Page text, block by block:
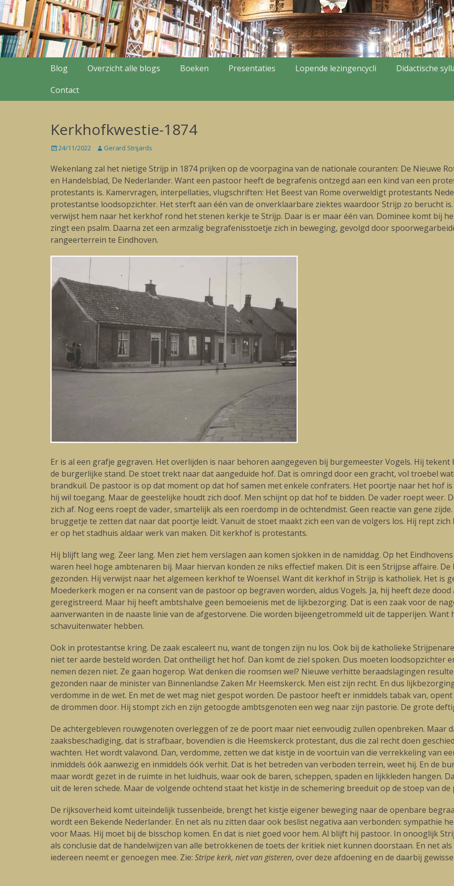
Secondary Menu
Skip
content
Blog Overzicht alle blogs Boeken Presentaties Lopende lezingencycli Didactische
Contact
Kerkhofkwestie-1874
Posted
24/11/2022 Author
Gerard Strijards
Wekenlang zal het nietige Strijp in 1874 prijken op de voorpagina van de nationale couranten: De Nieuwe
en Handelsblad, De Nederlander. Want een pastoor heeft de begrafenis ontzegd aan een kind van een
protestants is. Kamervragen, interpellaties, vlugschriften: Het Beest van Rome overweldigt protestants
protestantse loodsopzichter. Het sterft aan één van de onverklaarbare ziektes waardoor Strijp zo berucht
verwijst hem naar het kerkhof rond het stenen kerkje te Strijp. Daar is er maar één van. Dominee komt bij
zingt een psalm. Daarna zet een armzalig begrafenisstoetje zich in beweging, gevolgd door
rangeerterrein te Eindhoven.
Er is al een grafje gegraven. Het overlijden is naar behoren aangegeven bij burgemeester Vogels. Hij
de burgerlijke stand. De stoet trekt naar dat aangeduide hof. Dat is omringd door een gracht, vol troebel
brandkuil. De pastoor is op dat moment op dat hof samen met enkele confraters. Het poortje naar het hof
hij wil toegang. Maar de geestelijke houdt zich doof. Men schijnt op dat hof te bidden. De vader roept weer.
zich af. Nog eens roept de vader, smartelijk als een roerdomp in de ochtendmist. Geen reactie van gene
bruggetje te zetten dat naar dat poortje leidt. Vanuit de stoet maakt zich een van de volgers los. Hij rept
er op het stadhuis aldaar werk van maken. Dit kerkhof is protestants.
Hij blijft lang weg. Zeer lang. Men ziet hem verslagen aan komen sjokken in de namiddag. Op het
waren heel hoge ambtenaren bij. Maar hiervan konden ze niks effectief maken. Dit is een Strijpse affaire.
gezonden. Hij verwijst naar het algemeen kerkhof te Woensel. Want dit kerkhof in Strijp is katholiek. Het is
Moederkerk mogen er na consent van de pastoor op begraven worden, aldus Vogels. Ja, hij heeft deze
geregistreerd. Maar hij heeft ambtshalve geen bemoeienis met de lijkbezorging. Dat is een zaak voor de
aanverwanten in de naaste linie van de afgestorvene. Die worden bijeengetrommeld uit de tapperijen. Want
schavuitenwater hebben.
Ook in protestantse kring. De zaak escaleert nu, want de tongen zijn nu los. Ook bij de katholieke
niet ter aarde besteld worden. Dat ontheiligt het hof. Dan komt de ziel spoken. Dus moeten loodsopzichter
nemen dezen niet. Ze gaan hogerop. Wat denken die roomsen wel? Nieuwe verhitte beraadslagingen
gezonden naar de minister van Binnenlandse Zaken Mr Heemskerck. Men eist zijn recht. En dus
verdomme in de wet. En met de wet mag niet gespot worden. De pastoor heeft er inmiddels tabak van,
de drommen door. Hij stompt zich en zijn getoogde ambtsgenoten een weg naar zijn pastorie. De grote
De achtergebleven rouwgenoten overleggen of ze de poort maar niet eenvoudig zullen openbreken. Maar
zaaksbeschadiging, dat is strafbaar, bovendien is die Heemskerck protestant, dus die zal recht doen
wachten. Het wordt valavond. Dan, verdomme, zetten we dat kistje in de voortuin van die verrekkeling van
inmiddels óók aanwezig en inmiddels óók verhit. Dat is het betreden van verboden terrein, weet hij. En de
maar wordt gezet in de ruimte in het luidhuis, waar ook de baren, scheppen, spaden en lijkkleden hangen.
uit de leren schede. Maar de volgende ochtend staat het kistje in de schemering breeduit op de stoep van de
De rijksoverheid komt uiteindelijk tussenbeide, brengt het kistje eigener beweging naar de openbare
wordt een Bekende Nederlander. En net als nu zitten daar ook beslist negativa aan verbonden: sympathie
voor Maas. Hij moet bij de bisschop komen. En dat is niet goed voor hem. Al blijft hij pastoor. In onooglijk
als conclusie dat de handelwijzen van alle betrokkenen de toets der kritiek niet kunnen doorstaan. En net
iedereen neemt er genoegen mee. Zie: Stripe kerk, niet van gisteren, over deze afdoening en de daarbij